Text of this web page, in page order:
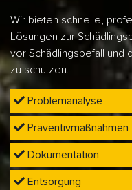
Wir bieten schnelle,
Lösungen zur
vor Schädlingsbefall und
zu schützen.
Problemanalyse
Präventivmaßnahmen
Dokumentation
Entsorgung